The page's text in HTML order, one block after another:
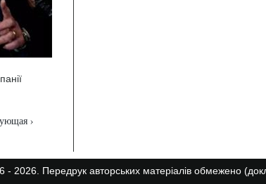
›
- 2026. Передрук авторських матеріалів обмежено